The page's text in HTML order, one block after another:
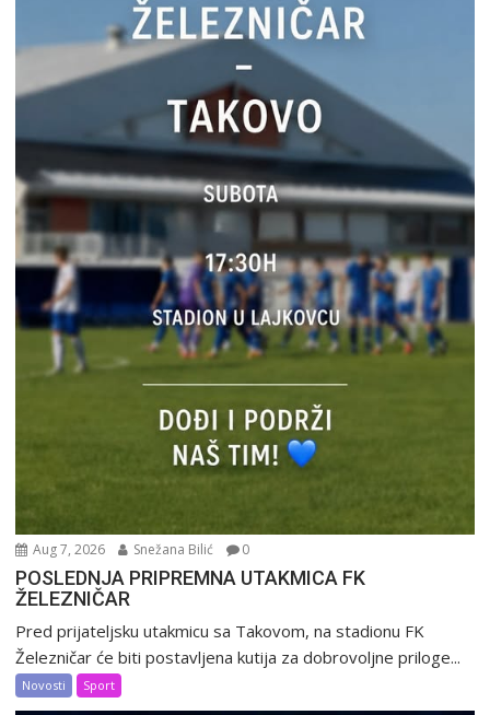
Aug 7, 2026 Snežana Bilić 0
POSLEDNJA PRIPREMNA UTAKMICA FK
ŽELEZNIČAR
Pred prijateljsku utakmicu sa Takovom, na stadionu FK
Železničar će biti postavljena kutija za dobrovoljne priloge...
Novosti Sport